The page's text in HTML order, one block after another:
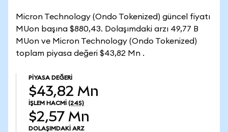
Micron Technology (Ondo Tokenized) güncel fiyatı
MUon başına $880,43. Dolaşımdaki arzı 49,77 B
MUon ve Micron Technology (Ondo Tokenized)
toplam piyasa değeri $43,82 Mn .
PIYASA DEĞERI
$43,82 Mn
İŞLEM HACMI (24S)
$2,57 Mn
DOLAŞIMDAKI ARZ